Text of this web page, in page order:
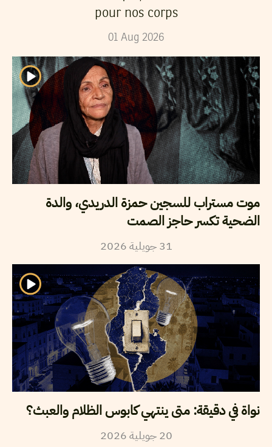
pour nos corps
01 Aug 2026
موت مستراب للسجين حمزة الدريدي، والدة
الضحية تكسر حاجز الصمت
31 جويلية2026
نواة في دقيقة: متى ينتهي كابوس الظلام والعبث؟
20 جويلية2026